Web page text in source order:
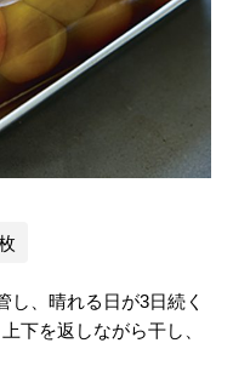
し、晴れる日が3日続く
下を返しながら干し、